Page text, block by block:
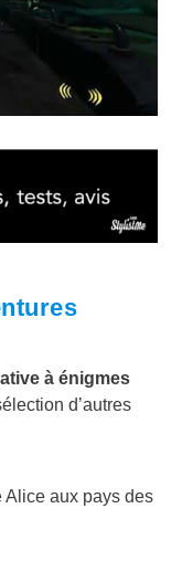
à énigmes
d’autres
Alice aux pays des